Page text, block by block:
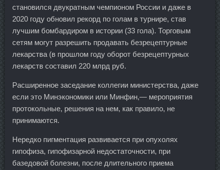
становился двукратным чемпионом России и даже в
2020 году обновил рекорд по голам в турнире, став
лучшим бомбардиром в истории (33 гола). Торговым
сетям могут разрешить продавать безрецептурные
лекарства (в прошлом году оборот безрецептурных
лекарств составил 220 млрд руб.
Расширенное заседание коллегии министерства, даже
если это Минэкономики или Минфин,— мероприятия
протокольные, решения на нем, как правило, не
принимаются.
Нередко пигментация развивается при опухолях
гипофиза, гипофизарной недостаточности, при
базедовой болезни, после длительного приема